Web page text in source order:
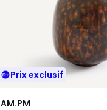
Prix exclusif
AM.PM